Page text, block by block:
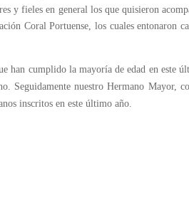
y fieles en general los que quisieron
Coral Portuense, los cuales entonaron
cumplido la mayoría de edad en este
Seguidamente nuestro Hermano Mayor,
inscritos en este último año.